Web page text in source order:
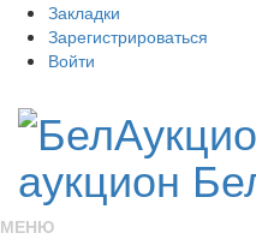
Закладки
Зарегистрироваться
Войти
МЕНЮ